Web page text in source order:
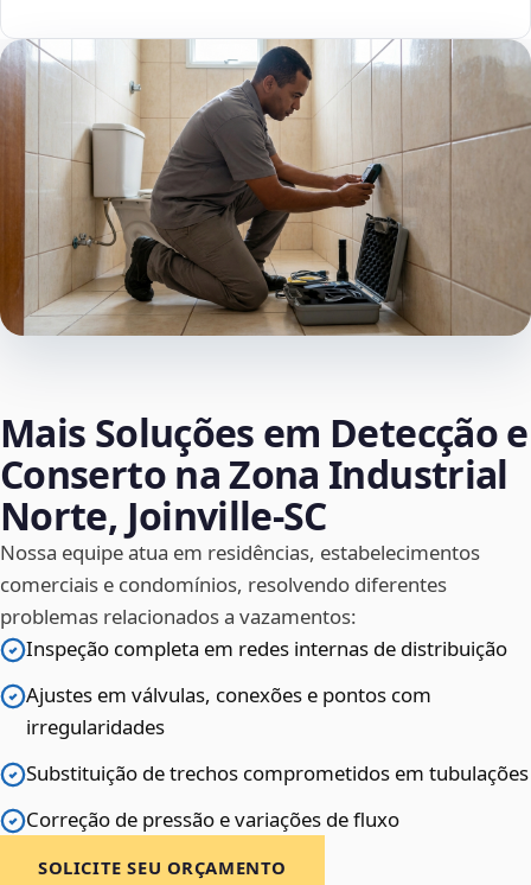
Mais Soluções em Detecção e
Conserto na Zona Industrial
Norte, Joinville‑SC
Nossa equipe atua em residências, estabelecimentos
comerciais e condomínios, resolvendo diferentes
problemas relacionados a vazamentos:
Inspeção completa em redes internas de distribuição
Ajustes em válvulas, conexões e pontos com
irregularidades
Substituição de trechos comprometidos em tubulações
Correção de pressão e variações de fluxo
SOLICITE SEU ORÇAMENTO